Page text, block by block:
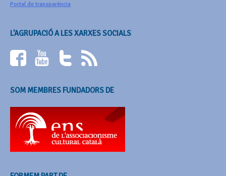
Portal de transparència
L’AGRUPACIÓ A LES XARXES SOCIALS
SOM MEMBRES FUNDADORS DE